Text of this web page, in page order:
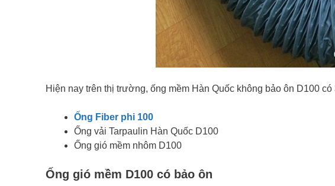
Hiện nay trên thị trường, ống mềm Hàn Quốc không bảo ôn D100 có
Ống Fiber phi 100
Ống vải Tarpaulin Hàn Quốc D100
Ống gió mềm nhôm D100
Ống gió mềm D100 có bảo ôn